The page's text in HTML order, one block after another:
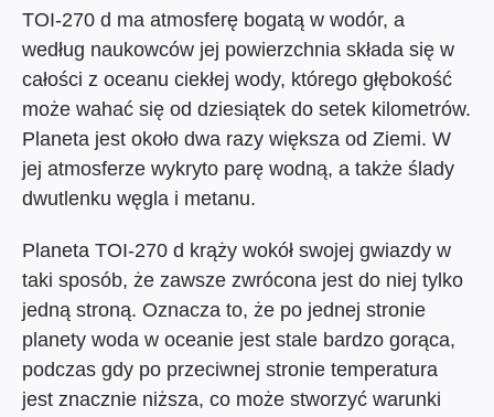
TOI-270 d ma atmosferę bogatą w wodór, a
według naukowców jej powierzchnia składa się w
całości z oceanu ciekłej wody, którego głębokość
może wahać się od dziesiątek do setek kilometrów.
Planeta jest około dwa razy większa od Ziemi. W
jej atmosferze wykryto parę wodną, a także ślady
dwutlenku węgla i metanu.
Planeta TOI-270 d krąży wokół swojej gwiazdy w
taki sposób, że zawsze zwrócona jest do niej tylko
jedną stroną. Oznacza to, że po jednej stronie
planety woda w oceanie jest stale bardzo gorąca,
podczas gdy po przeciwnej stronie temperatura
jest znacznie niższa, co może stworzyć warunki